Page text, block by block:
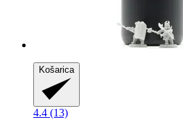
Košarica
4.4 (13)